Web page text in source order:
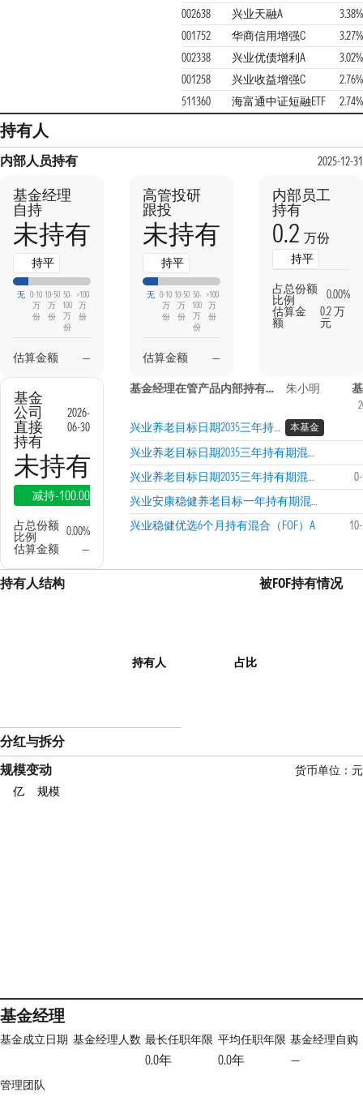
002638
兴业天融A
3.38%
001752
华商信用增强C
3.27%
002338
兴业优债增利A
3.02%
001258
兴业收益增强C
2.76%
511360
海富通中证短融ETF 2.74%
持有人
内部人员持有 2025-12-31
基金经理
自持
未持有
持平
无 0-10
万
份
10-50
万
份
50-
100
万
份
>100
万
份
估算金额 —
高管投研
跟投
未持有
持平
无 0-10
万
份
10-50
万
份
50-
100
万
份
>100
万
份
估算金额 —
内部员工
持有
0.2 万份
持平
占总份额
比例
0.00%
估算金
额
0.2 万
元
基金
公司
直接
持有
2026-
06-30
未持有
减持-100.00%
占总份额
比例
0.00%
估算金额
—
基金经理在管产品内部持有信息 朱小明
兴业养老目标日期2035三年持有期混合（FOF）A 本基金
兴业养老目标日期2035三年持有期混合（FOF）C
兴业养老目标日期2035三年持有期混合（FOF）Y
兴业安康稳健养老目标一年持有期混合发起（FOF）
兴业稳健优选6个月持有混合（FOF）A
持有人结构
持有人 占比
被FOF持有情况
分红与拆分
规模变动
货币单位：元
亿
规模
基金经理
基金成立日期 基金经理人数 最长任职年限
0.0年
平均任职年限
0.0年
基金经理自购
—
管理团队